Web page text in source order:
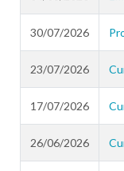
30/07/2026
23/07/2026
17/07/2026
26/06/2026